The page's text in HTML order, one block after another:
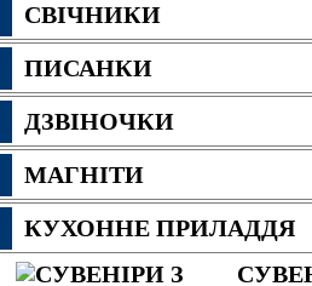
СВІЧНИКИ
ПИСАНКИ
ДЗВІНОЧКИ
МАГНІТИ
КУХОННЕ ПРИЛАДДЯ